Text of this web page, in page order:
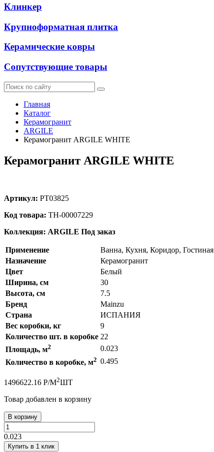
Клинкер
Крупноформатная плитка
Керамические ковры
Сопутствующие товары
Главная
Каталог
Керамогранит
ARGILE
Керамогранит ARGILE WHITE
Керамогранит ARGILE WHITE
Артикул: PT03825
Код товара: ТН-00007229
Коллекция: ARGILE Под заказ
Применение
Ванна, Кухня, Коридор, Гостиная
Назначение
Керамогранит
Цвет
Белый
Ширина, см
30
Высота, см
7.5
Бренд
Mainzu
Страна
ИСПАНИЯ
Вес коробки, кг
9
Количество шт. в коробке 22
Площадь, м2
0.023
Количество в коробке, м2 0.495
1496622.16 Р/М2ШТ
Товар добавлен в корзину
В корзину
0.023
Купить в 1 клик